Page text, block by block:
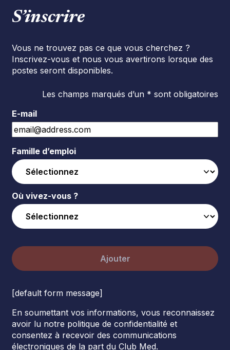
S’inscrire
Vous ne trouvez pas ce que vous cherchez ?
Inscrivez-vous et nous vous avertirons lorsque des
postes seront disponibles.
Les champs marqués d’un * sont obligatoires
E-mail
Famille d’emploi
Où vivez-vous ?
Ajouter
[default form message]
En soumettant vos informations, vous reconnaissez
avoir lu notre politique de confidentialité et
consentez à recevoir des communications
électroniques de la part du Club Med.